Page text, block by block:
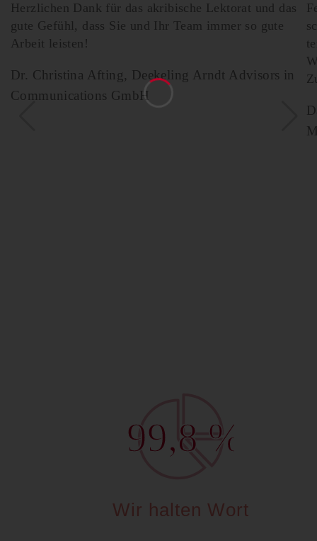
Herzlichen Dank für das akribische Lektorat und das
gute Gefühl, dass Sie und Ihr Team immer so gute
Arbeit leisten!
Dr. Christina Afting, Deekeling Arndt Advisors in
Communications GmbH
99,8 %
Wir halten Wort